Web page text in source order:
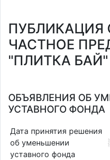
ПУБЛИКАЦИЯ
ЧАСТНОЕ
"ПЛИТКА БАЙ"
ОБЪЯВЛЕНИЯ ОБ
УСТАВНОГО ФОНДА
Дата принятия решения
об уменьшении
уставного фонда